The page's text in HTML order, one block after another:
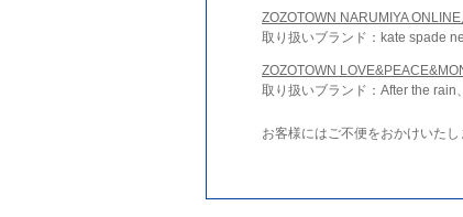
ZOZOTOWN NARUMIYA
取り扱いブランド：kate spade
ZOZOTOWN
取り扱いブランド：After the
お客様にはご不便をおかけいた